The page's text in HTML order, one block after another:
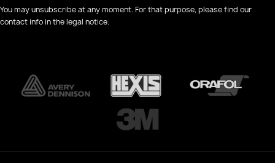
You may unsubscribe at any moment. For that purpose, please find our
contact info in the legal notice.